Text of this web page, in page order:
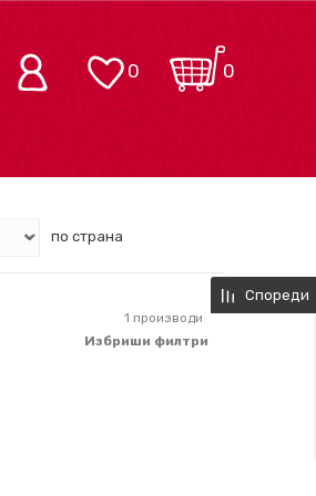
0
0
по страна
1 производи
Избриши филтри
Спореди